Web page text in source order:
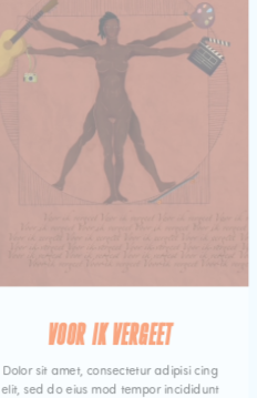
VOOR IK VERGEET
Dolor sit amet, consectetur adipisi cing
elit, sed do eius mod tempor incididunt